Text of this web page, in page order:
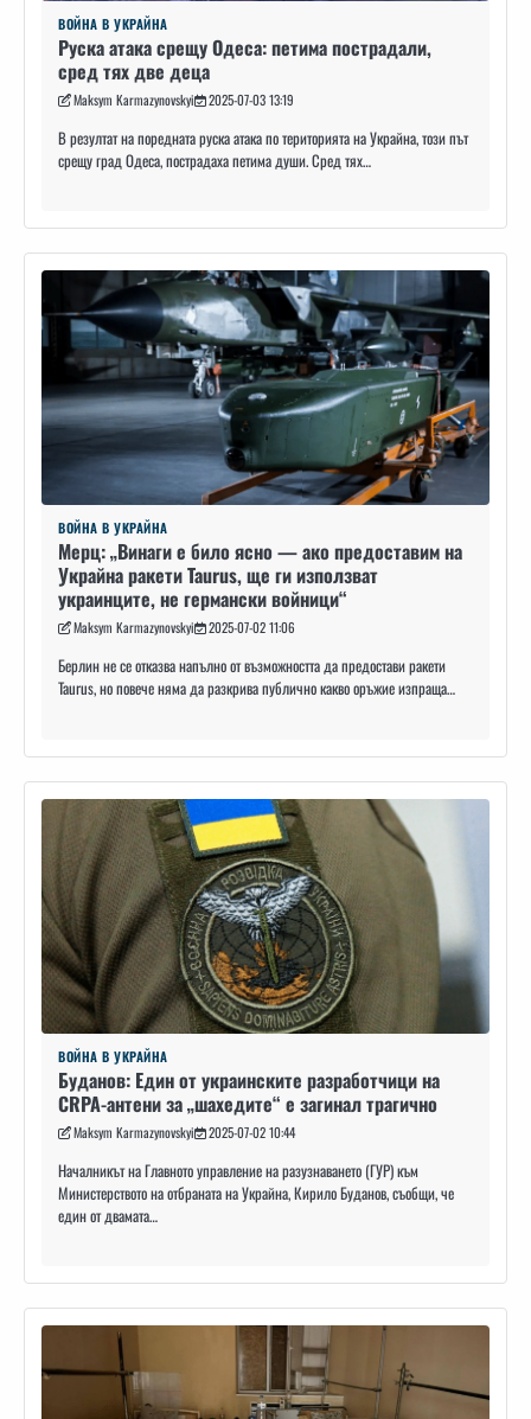
ВОЙНА В УКРАЙНА
Руска атака срещу Одеса: петима пострадали,
сред тях две деца
Maksym Karmazynovskyi 2025-07-03 13:19
В резултат на поредната руска атака по територията на Украйна, този път
срещу град Одеса, пострадаха петима души. Сред тях…
ВОЙНА В УКРАЙНА
Мерц: „Винаги е било ясно — ако предоставим на
Украйна ракети Taurus, ще ги използват
украинците, не германски войници“
Maksym Karmazynovskyi 2025-07-02 11:06
Берлин не се отказва напълно от възможността да предостави ракети
Taurus, но повече няма да разкрива публично какво оръжие изпраща…
ВОЙНА В УКРАЙНА
Буданов: Един от украинските разработчици на
CRPA-антени за „шахедите“ е загинал трагично
Maksym Karmazynovskyi 2025-07-02 10:44
Началникът на Главното управление на разузнаването (ГУР) към
Министерството на отбраната на Украйна, Кирило Буданов, съобщи, че
един от двамата…